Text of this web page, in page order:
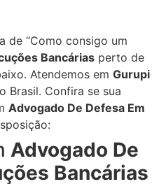
de “Como consigo um
Bancárias perto de
Atendemos em Gurupi
Brasil. Confira se sua
Advogado De Defesa Em
Advogado De
Bancárias